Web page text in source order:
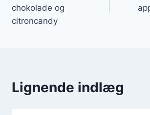
chokolade og
citroncandy
Lignende indlæg